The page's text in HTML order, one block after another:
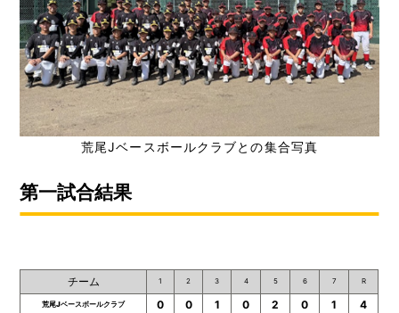
荒尾Jベースボールクラブとの集合写真
第一試合結果
チーム 1 2 3 4 5 6 7 R
荒尾Jベースボールクラブ 0 0 1 0 2 0 1 4